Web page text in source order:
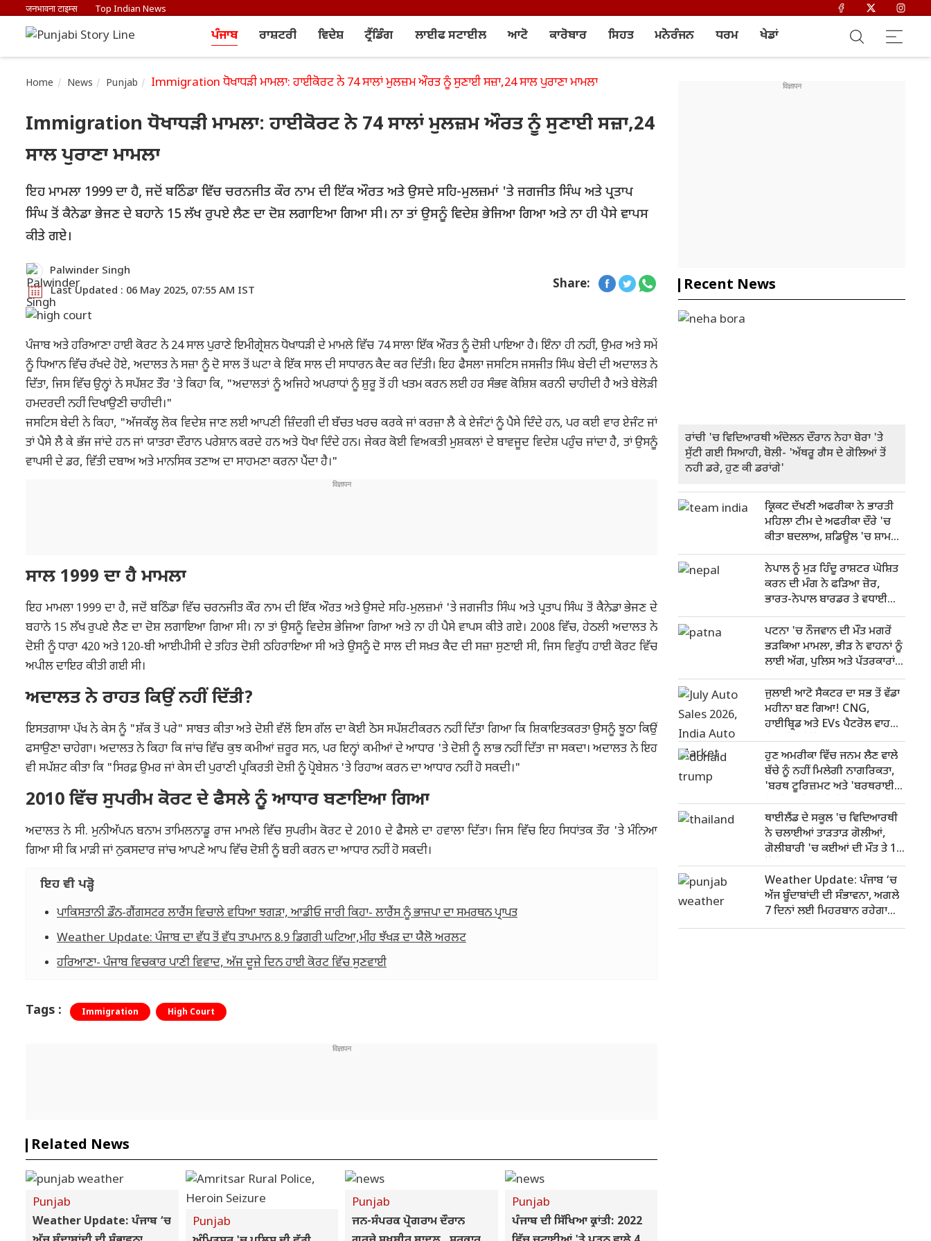
जनभावना टाइम्स Top Indian News
ਪੰਜਾਬ ਰਾਸ਼ਟਰੀ ਵਿਦੇਸ਼ ਟ੍ਰੈਂਡਿੰਗ ਲਾਈਫ ਸਟਾਈਲ ਆਟੋ ਕਾਰੋਬਾਰ ਸਿਹਤ ਮਨੋਰੰਜਨ ਧਰਮ ਖੇਡਾਂ
Home News Punjab Immigration ਧੋਖਾਧੜੀ ਮਾਮਲਾ: ਹਾਈਕੋਰਟ ਨੇ 74 ਸਾਲਾਂ ਮੁਲਜ਼ਮ ਔਰਤ ਨੂੰ ਸੁਣਾਈ ਸਜ਼ਾ,24 ਸਾਲ ਪੁਰਾਣਾ ਮਾਮਲਾ
Immigration ਧੋਖਾਧੜੀ ਮਾਮਲਾ: ਹਾਈਕੋਰਟ ਨੇ 74 ਸਾਲਾਂ ਮੁਲਜ਼ਮ ਔਰਤ ਨੂੰ ਸੁਣਾਈ ਸਜ਼ਾ,24
ਸਾਲ ਪੁਰਾਣਾ ਮਾਮਲਾ
ਇਹ ਮਾਮਲਾ 1999 ਦਾ ਹੈ, ਜਦੋਂ ਬਠਿੰਡਾ ਵਿੱਚ ਚਰਨਜੀਤ ਕੌਰ ਨਾਮ ਦੀ ਇੱਕ ਔਰਤ ਅਤੇ ਉਸਦੇ ਸਹਿ-ਮੁਲਜ਼ਮਾਂ 'ਤੇ ਜਗਜੀਤ ਸਿੰਘ ਅਤੇ ਪ੍ਰਤਾਪ
ਸਿੰਘ ਤੋਂ ਕੈਨੇਡਾ ਭੇਜਣ ਦੇ ਬਹਾਨੇ 15 ਲੱਖ ਰੁਪਏ ਲੈਣ ਦਾ ਦੋਸ਼ ਲਗਾਇਆ ਗਿਆ ਸੀ। ਨਾ ਤਾਂ ਉਸਨੂੰ ਵਿਦੇਸ਼ ਭੇਜਿਆ ਗਿਆ ਅਤੇ ਨਾ ਹੀ ਪੈਸੇ ਵਾਪਸ
ਕੀਤੇ ਗਏ।
Palwinder Singh
Last Updated : 06 May 2025, 07:55 AM IST
Share:
ਪੰਜਾਬ ਅਤੇ ਹਰਿਆਣਾ ਹਾਈ ਕੋਰਟ ਨੇ 24 ਸਾਲ ਪੁਰਾਣੇ ਇਮੀਗ੍ਰੇਸ਼ਨ ਧੋਖਾਧੜੀ ਦੇ ਮਾਮਲੇ ਵਿੱਚ 74 ਸਾਲਾ ਇੱਕ ਔਰਤ ਨੂੰ ਦੋਸ਼ੀ ਪਾਇਆ ਹੈ। ਇੰਨਾ ਹੀ ਨਹੀਂ, ਉਮਰ ਅਤੇ ਸਮੇਂ
ਨੂੰ ਧਿਆਨ ਵਿੱਚ ਰੱਖਦੇ ਹੋਏ, ਅਦਾਲਤ ਨੇ ਸਜ਼ਾ ਨੂੰ ਦੋ ਸਾਲ ਤੋਂ ਘਟਾ ਕੇ ਇੱਕ ਸਾਲ ਦੀ ਸਾਧਾਰਨ ਕੈਦ ਕਰ ਦਿੱਤੀ। ਇਹ ਫੈਸਲਾ ਜਸਟਿਸ ਜਸਜੀਤ ਸਿੰਘ ਬੇਦੀ ਦੀ ਅਦਾਲਤ ਨੇ
ਦਿੱਤਾ, ਜਿਸ ਵਿੱਚ ਉਨ੍ਹਾਂ ਨੇ ਸਪੱਸ਼ਟ ਤੌਰ 'ਤੇ ਕਿਹਾ ਕਿ, "ਅਦਾਲਤਾਂ ਨੂੰ ਅਜਿਹੇ ਅਪਰਾਧਾਂ ਨੂੰ ਸ਼ੁਰੂ ਤੋਂ ਹੀ ਖਤਮ ਕਰਨ ਲਈ ਹਰ ਸੰਭਵ ਕੋਸ਼ਿਸ਼ ਕਰਨੀ ਚਾਹੀਦੀ ਹੈ ਅਤੇ ਬੇਲੋੜੀ
ਹਮਦਰਦੀ ਨਹੀਂ ਦਿਖਾਉਣੀ ਚਾਹੀਦੀ।"
ਜਸਟਿਸ ਬੇਦੀ ਨੇ ਕਿਹਾ, "ਅੱਜਕੱਲ੍ਹ ਲੋਕ ਵਿਦੇਸ਼ ਜਾਣ ਲਈ ਆਪਣੀ ਜ਼ਿੰਦਗੀ ਦੀ ਬੱਚਤ ਖਰਚ ਕਰਕੇ ਜਾਂ ਕਰਜ਼ਾ ਲੈ ਕੇ ਏਜੰਟਾਂ ਨੂੰ ਪੈਸੇ ਦਿੰਦੇ ਹਨ, ਪਰ ਕਈ ਵਾਰ ਏਜੰਟ ਜਾਂ
ਤਾਂ ਪੈਸੇ ਲੈ ਕੇ ਭੱਜ ਜਾਂਦੇ ਹਨ ਜਾਂ ਯਾਤਰਾ ਦੌਰਾਨ ਪਰੇਸ਼ਾਨ ਕਰਦੇ ਹਨ ਅਤੇ ਧੋਖਾ ਦਿੰਦੇ ਹਨ। ਜੇਕਰ ਕੋਈ ਵਿਅਕਤੀ ਮੁਸ਼ਕਲਾਂ ਦੇ ਬਾਵਜੂਦ ਵਿਦੇਸ਼ ਪਹੁੰਚ ਜਾਂਦਾ ਹੈ, ਤਾਂ ਉਸਨੂੰ
ਵਾਪਸੀ ਦੇ ਡਰ, ਵਿੱਤੀ ਦਬਾਅ ਅਤੇ ਮਾਨਸਿਕ ਤਣਾਅ ਦਾ ਸਾਹਮਣਾ ਕਰਨਾ ਪੈਂਦਾ ਹੈ।"
ਸਾਲ 1999 ਦਾ ਹੈ ਮਾਮਲਾ
ਇਹ ਮਾਮਲਾ 1999 ਦਾ ਹੈ, ਜਦੋਂ ਬਠਿੰਡਾ ਵਿੱਚ ਚਰਨਜੀਤ ਕੌਰ ਨਾਮ ਦੀ ਇੱਕ ਔਰਤ ਅਤੇ ਉਸਦੇ ਸਹਿ-ਮੁਲਜ਼ਮਾਂ 'ਤੇ ਜਗਜੀਤ ਸਿੰਘ ਅਤੇ ਪ੍ਰਤਾਪ ਸਿੰਘ ਤੋਂ ਕੈਨੇਡਾ ਭੇਜਣ ਦੇ
ਬਹਾਨੇ 15 ਲੱਖ ਰੁਪਏ ਲੈਣ ਦਾ ਦੋਸ਼ ਲਗਾਇਆ ਗਿਆ ਸੀ। ਨਾ ਤਾਂ ਉਸਨੂੰ ਵਿਦੇਸ਼ ਭੇਜਿਆ ਗਿਆ ਅਤੇ ਨਾ ਹੀ ਪੈਸੇ ਵਾਪਸ ਕੀਤੇ ਗਏ। 2008 ਵਿੱਚ, ਹੇਠਲੀ ਅਦਾਲਤ ਨੇ
ਦੋਸ਼ੀ ਨੂੰ ਧਾਰਾ 420 ਅਤੇ 120-ਬੀ ਆਈਪੀਸੀ ਦੇ ਤਹਿਤ ਦੋਸ਼ੀ ਠਹਿਰਾਇਆ ਸੀ ਅਤੇ ਉਸਨੂੰ ਦੋ ਸਾਲ ਦੀ ਸਖ਼ਤ ਕੈਦ ਦੀ ਸਜ਼ਾ ਸੁਣਾਈ ਸੀ, ਜਿਸ ਵਿਰੁੱਧ ਹਾਈ ਕੋਰਟ ਵਿੱਚ
ਅਪੀਲ ਦਾਇਰ ਕੀਤੀ ਗਈ ਸੀ।
ਅਦਾਲਤ ਨੇ ਰਾਹਤ ਕਿਉਂ ਨਹੀਂ ਦਿੱਤੀ?
ਇਸਤਗਾਸਾ ਪੱਖ ਨੇ ਕੇਸ ਨੂੰ "ਸ਼ੱਕ ਤੋਂ ਪਰੇ" ਸਾਬਤ ਕੀਤਾ ਅਤੇ ਦੋਸ਼ੀ ਵੱਲੋਂ ਇਸ ਗੱਲ ਦਾ ਕੋਈ ਠੋਸ ਸਪੱਸ਼ਟੀਕਰਨ ਨਹੀਂ ਦਿੱਤਾ ਗਿਆ ਕਿ ਸ਼ਿਕਾਇਤਕਰਤਾ ਉਸਨੂੰ ਝੂਠਾ ਕਿਉਂ
ਫਸਾਉਣਾ ਚਾਹੇਗਾ। ਅਦਾਲਤ ਨੇ ਕਿਹਾ ਕਿ ਜਾਂਚ ਵਿੱਚ ਕੁਝ ਕਮੀਆਂ ਜ਼ਰੂਰ ਸਨ, ਪਰ ਇਨ੍ਹਾਂ ਕਮੀਆਂ ਦੇ ਆਧਾਰ 'ਤੇ ਦੋਸ਼ੀ ਨੂੰ ਲਾਭ ਨਹੀਂ ਦਿੱਤਾ ਜਾ ਸਕਦਾ। ਅਦਾਲਤ ਨੇ ਇਹ
ਵੀ ਸਪੱਸ਼ਟ ਕੀਤਾ ਕਿ "ਸਿਰਫ਼ ਉਮਰ ਜਾਂ ਕੇਸ ਦੀ ਪੁਰਾਣੀ ਪ੍ਰਕਿਰਤੀ ਦੋਸ਼ੀ ਨੂੰ ਪ੍ਰੋਬੇਸ਼ਨ 'ਤੇ ਰਿਹਾਅ ਕਰਨ ਦਾ ਆਧਾਰ ਨਹੀਂ ਹੋ ਸਕਦੀ।"
2010 ਵਿੱਚ ਸੁਪਰੀਮ ਕੋਰਟ ਦੇ ਫੈਸਲੇ ਨੂੰ ਆਧਾਰ ਬਣਾਇਆ ਗਿਆ
ਅਦਾਲਤ ਨੇ ਸੀ. ਮੁਨੀਅੱਪਨ ਬਨਾਮ ਤਾਮਿਲਨਾਡੂ ਰਾਜ ਮਾਮਲੇ ਵਿੱਚ ਸੁਪਰੀਮ ਕੋਰਟ ਦੇ 2010 ਦੇ ਫੈਸਲੇ ਦਾ ਹਵਾਲਾ ਦਿੱਤਾ। ਜਿਸ ਵਿੱਚ ਇਹ ਸਿਧਾਂਤਕ ਤੌਰ 'ਤੇ ਮੰਨਿਆ
ਗਿਆ ਸੀ ਕਿ ਮਾੜੀ ਜਾਂ ਨੁਕਸਦਾਰ ਜਾਂਚ ਆਪਣੇ ਆਪ ਵਿੱਚ ਦੋਸ਼ੀ ਨੂੰ ਬਰੀ ਕਰਨ ਦਾ ਆਧਾਰ ਨਹੀਂ ਹੋ ਸਕਦੀ।
ਇਹ ਵੀ ਪੜ੍ਹੋ
ਪਾਕਿਸਤਾਨੀ ਡੌਨ-ਗੈਂਗਸਟਰ ਲਾਰੈਂਸ ਵਿਚਾਲੇ ਵਧਿਆ ਝਗੜਾ, ਆਡੀਓ ਜਾਰੀ ਕਿਹਾ- ਲਾਰੈਂਸ ਨੂੰ ਭਾਜਪਾ ਦਾ ਸਮਰਥਨ ਪ੍ਰਾਪਤ
Weather Update: ਪੰਜਾਬ ਦਾ ਵੱਧ ਤੋਂ ਵੱਧ ਤਾਪਮਾਨ 8.9 ਡਿਗਰੀ ਘਟਿਆ,ਮੀਂਹ ਝੱਖੜ ਦਾ ਯੈਲੋ ਅਰਲਟ
ਹਰਿਆਣਾ- ਪੰਜਾਬ ਵਿਚਕਾਰ ਪਾਣੀ ਵਿਵਾਦ, ਅੱਜ ਦੂਜੇ ਦਿਨ ਹਾਈ ਕੋਰਟ ਵਿੱਚ ਸੁਣਵਾਈ
Tags : Immigration High Court
Related News
Punjab
Weather Update: ਪੰਜਾਬ ‘ਚ
Punjab
Punjab
ਜਨ-ਸੰਪਰਕ ਪ੍ਰੋਗਰਾਮ ਦੌਰਾਨ
Punjab
ਪੰਜਾਬ ਦੀ ਸਿੱਖਿਆ ਕ੍ਰਾਂਤੀ: 2022
Recent News
ਰਾਂਚੀ 'ਚ ਵਿਦਿਆਰਥੀ ਅੰਦੋਲਨ ਦੌਰਾਨ ਨੇਹਾ ਬੋਰਾ 'ਤੇ
ਸੁੱਟੀ ਗਈ ਸਿਆਹੀ, ਬੋਲੀ- 'ਅੱਥਰੂ ਗੈਸ ਦੇ ਗੋਲਿਆਂ ਤੋਂ
ਨਹੀ ਡਰੇ, ਹੁਣ ਕੀ ਡਰਾਂਗੇ'
ਕ੍ਰਿਕਟ ਦੱਖਣੀ ਅਫਰੀਕਾ ਨੇ ਭਾਰਤੀ
ਮਹਿਲਾ ਟੀਮ ਦੇ ਅਫਰੀਕਾ ਦੌਰੇ 'ਚ
ਕੀਤਾ ਬਦਲਾਅ, ਸ਼ਡਿਊਲ 'ਚ ਸ਼ਾਮਲ
ਤਿੰਨ ਟੀ-20 ਮੈਚਾਂ ਦੀ ਸੀਰੀਜ਼
ਨੇਪਾਲ ਨੂੰ ਮੁੜ ਹਿੰਦੂ ਰਾਸ਼ਟਰ ਘੋਸ਼ਿਤ
ਕਰਨ ਦੀ ਮੰਗ ਨੇ ਫੜਿਆ ਜ਼ੋਰ,
ਭਾਰਤ-ਨੇਪਾਲ ਬਾਰਡਰ ਤੇ ਵਧਾਈ
ਗਈ ਚੌਕਸੀ
ਪਟਨਾ 'ਚ ਨੌਜਵਾਨ ਦੀ ਮੌਤ ਮਗਰੋਂ
ਭੜਕਿਆ ਮਾਮਲਾ, ਭੀੜ ਨੇ ਵਾਹਨਾਂ ਨੂੰ
ਲਾਈ ਅੱਗ, ਪੁਲਿਸ ਅਤੇ ਪੱਤਰਕਾਰਾਂ
'ਤੇ ਵੀ ਹਮਲਾ
ਜੁਲਾਈ ਆਟੋ ਸੈਕਟਰ ਦਾ ਸਭ ਤੋਂ ਵੱਡਾ
ਮਹੀਨਾ ਬਣ ਗਿਆ! CNG,
ਹਾਈਬ੍ਰਿਡ ਅਤੇ EVs ਪੈਟਰੋਲ ਵਾਹਨਾਂ
ਨੂੰ ਚੁਣੌਤੀ ਦਿੰਦੇ ਹਨ
ਹੁਣ ਅਮਰੀਕਾ ਵਿੱਚ ਜਨਮ ਲੈਣ ਵਾਲੇ
ਬੱਚੇ ਨੂੰ ਨਹੀਂ ਮਿਲੇਗੀ ਨਾਗਰਿਕਤਾ,
'ਬਰਥ ਟੂਰਿਜ਼ਮਟ ਅਤੇ 'ਬਰਥਰਾਈਟ
ਸਿਟੀਜ਼ਨਸ਼ਿਪ' ਨੂੰ ਲੈ ਕੇ ਟਰੰਪ ਦਾ
ਸਖ਼ਤ ਰੁਖ
ਥਾਈਲੈਂਡ ਦੇ ਸਕੂਲ 'ਚ ਵਿਦਿਆਰਥੀ
ਨੇ ਚਲਾਈਆਂ ਤਾੜਤਾੜ ਗੋਲੀਆਂ,
ਗੋਲੀਬਾਰੀ 'ਚ ਕਈਆਂ ਦੀ ਮੌਤ ਤੇ 15
ਤੋਂ ਵੱਧ ਜਖ਼ਮੀ
Weather Update: ਪੰਜਾਬ ‘ਚ
ਅੱਜ ਬੂੰਦਾਬਾਂਦੀ ਦੀ ਸੰਭਾਵਨਾ, ਅਗਲੇ
7 ਦਿਨਾਂ ਲਈ ਮਿਹਰਬਾਨ ਰਹੇਗਾ
ਮੌਸਮ